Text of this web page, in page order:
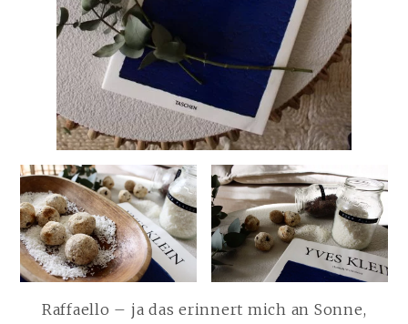
Raffaello – ja das erinnert mich an Sonne,